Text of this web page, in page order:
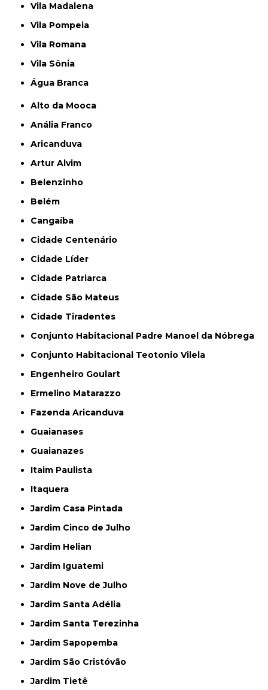
Vila Madalena
Vila Pompeia
Vila Romana
Vila Sônia
Água Branca
Alto da Mooca
Anália Franco
Aricanduva
Artur Alvim
Belenzinho
Belém
Cangaíba
Cidade Centenário
Cidade Líder
Cidade Patriarca
Cidade São Mateus
Cidade Tiradentes
Conjunto Habitacional Padre Manoel da Nóbrega
Conjunto Habitacional Teotonio Vilela
Engenheiro Goulart
Ermelino Matarazzo
Fazenda Aricanduva
Guaianases
Guaianazes
Itaim Paulista
Itaquera
Jardim Casa Pintada
Jardim Cinco de Julho
Jardim Helian
Jardim Iguatemi
Jardim Nove de Julho
Jardim Santa Adélia
Jardim Santa Terezinha
Jardim Sapopemba
Jardim São Cristóvão
Jardim Tietê